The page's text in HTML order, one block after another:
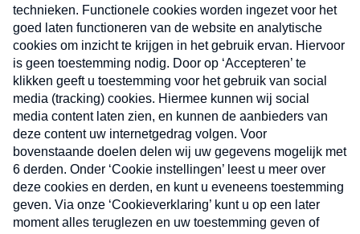
Verzend
Nieuwsbrief
Neem hier een gratis abonnement op onze